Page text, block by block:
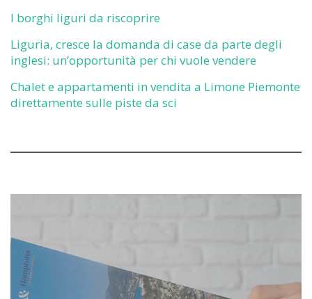
I borghi liguri da riscoprire
Liguria, cresce la domanda di case da parte degli
inglesi: un’opportunità per chi vuole vendere
Chalet e appartamenti in vendita a Limone Piemonte
direttamente sulle piste da sci